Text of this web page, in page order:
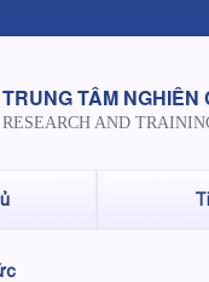
TRUNG TÂM
RESEARCH AND